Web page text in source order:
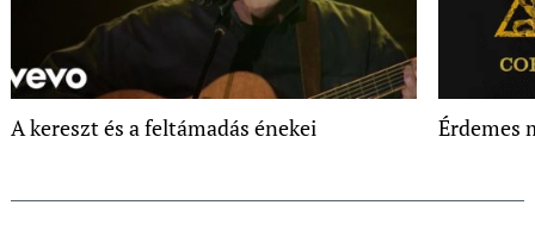
A kereszt és a feltámadás énekei Érdemes